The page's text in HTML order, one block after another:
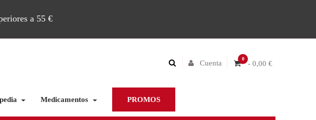
a 55 €
0
- 0,00 €
Cuenta
Medicamentos PROMOS